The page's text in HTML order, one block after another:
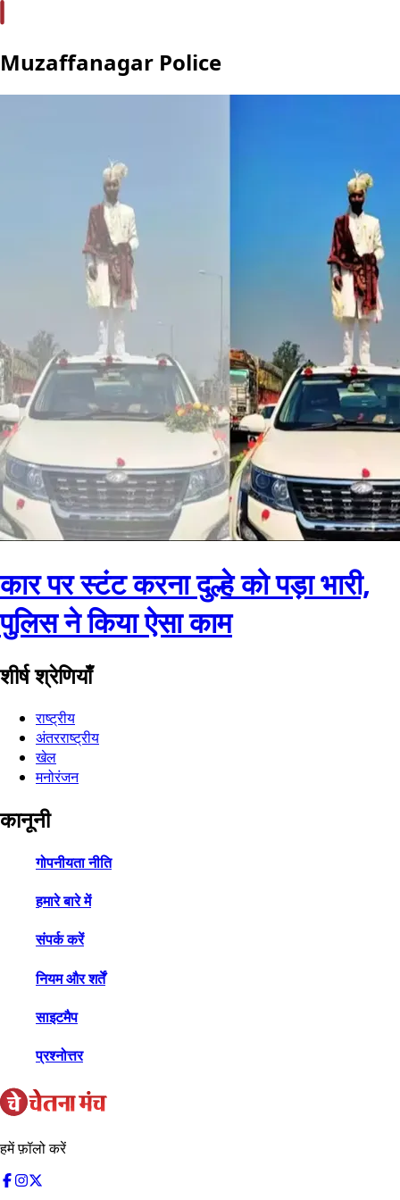
Muzaffanagar Police
कार पर स्टंट करना दुल्हे को पड़ा भारी,
पुलिस ने किया ऐसा काम
शीर्ष श्रेणियाँ
राष्ट्रीय
अंतरराष्ट्रीय
खेल
मनोरंजन
कानूनी
गोपनीयता नीति
हमारे बारे में
संपर्क करें
नियम और शर्तें
साइटमैप
प्रश्नोत्तर
हमें फ़ॉलो करें